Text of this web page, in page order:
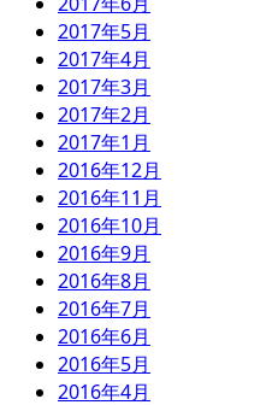
2017年5月
2017年4月
2017年3月
2017年2月
2017年1月
2016年12月
2016年11月
2016年10月
2016年9月
2016年8月
2016年7月
2016年6月
2016年5月
2016年4月